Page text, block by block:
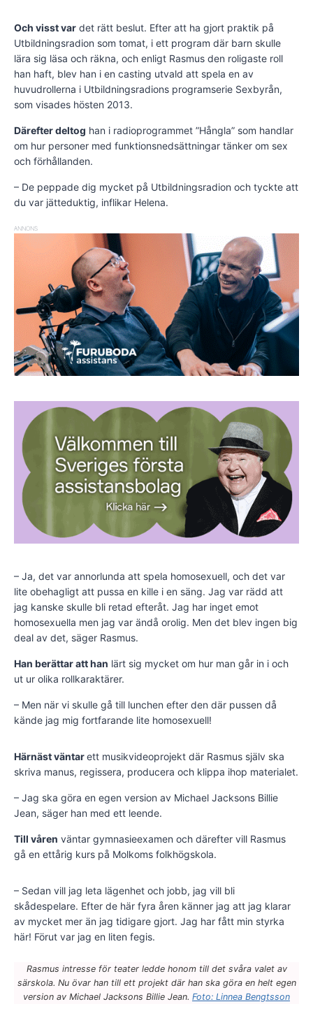
Och visst var det rätt beslut. Efter att ha gjort praktik på
Utbildningsradion som tomat, i ett program där barn skulle
lära sig läsa och räkna, och enligt Rasmus den roligaste roll
han haft, blev han i en casting utvald att spela en av
huvudrollerna i Utbildningsradions programserie Sexbyrån,
som visades hösten 2013.
Därefter deltog han i radioprogrammet ”Hångla” som handlar
om hur personer med funktionsnedsättningar tänker om sex
och förhållanden.
– De peppade dig mycket på Utbildnings­radion och tyckte att
du var jätteduktig, inflikar Helena.
ANNONS
– Ja, det var annorlunda att spela homosexuell, och det var
lite obehagligt att pussa en kille i en säng. Jag var rädd att
jag kanske skulle bli retad efteråt. Jag har inget emot
homosexuella men jag var ändå orolig. Men det blev ingen big
deal av det, säger Rasmus.
Han berättar att han lärt sig mycket om hur man går in i och
ut ur olika rollkaraktärer.
– Men när vi skulle gå till lunchen efter den där pussen då
kände jag mig fortfarande lite homosexuell!
Härnäst väntarett musikvideo­projekt där Rasmus själv ska
skriva manus, regissera, producera och klippa ihop materialet.
– Jag ska göra en egen version av Michael Jacksons Billie
Jean, säger han med ett leende.
Till våren väntar gymnasieexamen och därefter vill Rasmus
gå en ettårig kurs på Molkoms folkhögskola.
– Sedan vill jag leta lägenhet och jobb, jag vill bli
skådespelare. Efter de här fyra åren känner jag att jag klarar
av mycket mer än jag tidigare gjort. Jag har fått min styrka
här! Förut var jag en liten fegis.
Rasmus intresse för teater ledde honom till det svåra valet av
särskola. Nu övar han till ett projekt där han ska göra en helt egen
version av Michael Jacksons Billie Jean. Foto: Linnea Bengtsson